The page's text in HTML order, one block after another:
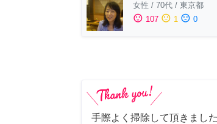
女性 / 70代 / 東京都
sentiment_satisfied 107 sentiment_neutral 1 sentiment_dissatisfied 0
手際よく掃除して頂きまし